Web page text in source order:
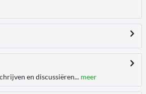
en discussiëren... meer